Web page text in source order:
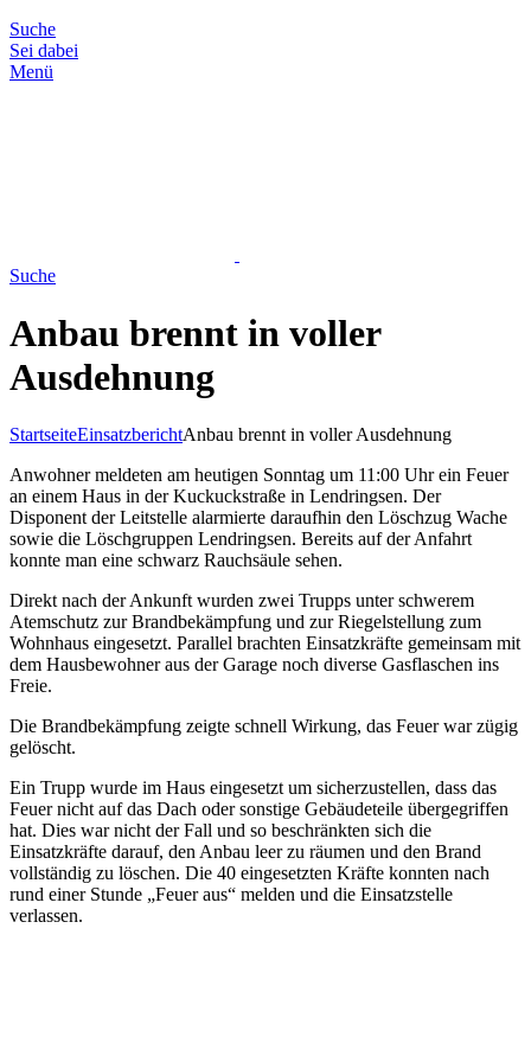
Suche
Sei dabei
Menü
Suche
Anbau brennt in voller
Ausdehnung
StartseiteEinsatzberichtAnbau brennt in voller Ausdehnung
Anwohner meldeten am heutigen Sonntag um 11:00 Uhr ein Feuer
an einem Haus in der Kuckuckstraße in Lendringsen. Der
Disponent der Leitstelle alarmierte daraufhin den Löschzug Wache
sowie die Löschgruppen Lendringsen. Bereits auf der Anfahrt
konnte man eine schwarz Rauchsäule sehen.
Direkt nach der Ankunft wurden zwei Trupps unter schwerem
Atemschutz zur Brandbekämpfung und zur Riegelstellung zum
Wohnhaus eingesetzt. Parallel brachten Einsatzkräfte gemeinsam mit
dem Hausbewohner aus der Garage noch diverse Gasflaschen ins
Freie.
Die Brandbekämpfung zeigte schnell Wirkung, das Feuer war zügig
gelöscht.
Ein Trupp wurde im Haus eingesetzt um sicherzustellen, dass das
Feuer nicht auf das Dach oder sonstige Gebäudeteile übergegriffen
hat. Dies war nicht der Fall und so beschränkten sich die
Einsatzkräfte darauf, den Anbau leer zu räumen und den Brand
vollständig zu löschen. Die 40 eingesetzten Kräfte konnten nach
rund einer Stunde „Feuer aus“ melden und die Einsatzstelle
verlassen.